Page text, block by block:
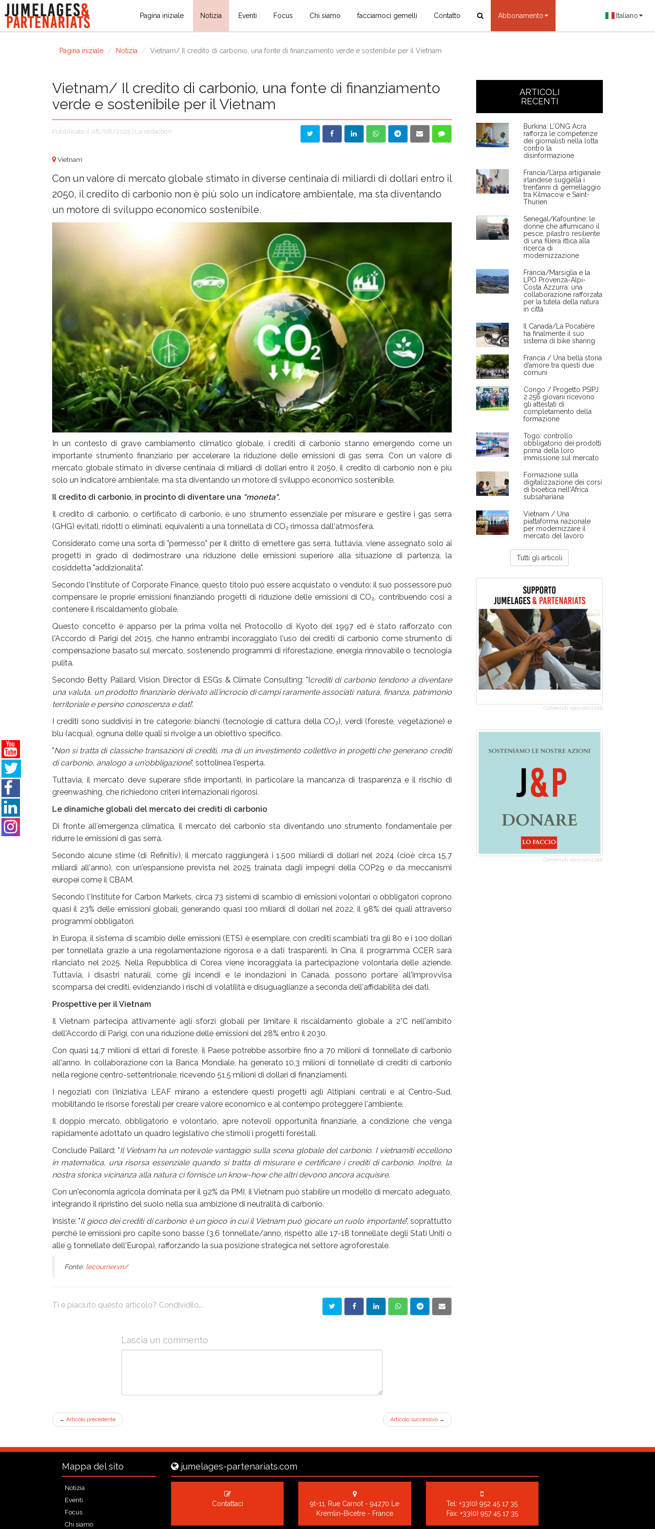
Pagina iniziale Notizia Eventi Focus Chi siamo facciamoci gemelli Contatto Abbonamento Italiano
Pagina iniziale Notizia Vietnam/ Il credito di carbonio, una fonte di finanziamento verde e sostenibile per il Vietnam
Vietnam/ Il credito di carbonio, una fonte di finanziamento
verde e sostenibile per il Vietnam
Pubblicato il 08/08/2025 | La rédaction
Vietnam
Con un valore di mercato globale stimato in diverse centinaia di miliardi di dollari entro il
2050, il credito di carbonio non è più solo un indicatore ambientale, ma sta diventando
un motore di sviluppo economico sostenibile.
In un contesto di grave cambiamento climatico globale, i crediti di carbonio stanno emergendo come un
importante strumento finanziario per accelerare la riduzione delle emissioni di gas serra. Con un valore di
mercato globale stimato in diverse centinaia di miliardi di dollari entro il 2050, il credito di carbonio non è più
solo un indicatore ambientale, ma sta diventando un motore di sviluppo economico sostenibile.
Il credito di carbonio, in procinto di diventare una "moneta".
Il credito di carbonio, o certificato di carbonio, è uno strumento essenziale per misurare e gestire i gas serra
(GHG) evitati, ridotti o eliminati, equivalenti a una tonnellata di CO₂ rimossa dall'atmosfera.
Considerato come una sorta di "permesso" per il diritto di emettere gas serra, tuttavia, viene assegnato solo ai
progetti in grado di dedimostrare una riduzione delle emissioni superiore alla situazione di partenza, la
cosiddetta "addizionalità".
Secondo l'Institute of Corporate Finance, questo titolo può essere acquistato o venduto: il suo possessore può
compensare le proprie emissioni finanziando progetti di riduzione delle emissioni di CO₂, contribuendo così a
contenere il riscaldamento globale.
Questo concetto è apparso per la prima volta nel Protocollo di Kyoto del 1997 ed è stato rafforzato con
l'Accordo di Parigi del 2015, che hanno entrambi incoraggiato l'uso dei crediti di carbonio come strumento di
compensazione basato sul mercato, sostenendo programmi di riforestazione, energia rinnovabile o tecnologia
pulita.
Secondo Betty Pallard, Vision Director di ESGs & Climate Consulting: "Icrediti di carbonio tendono a diventare
una valuta, un prodotto finanziario derivato all'incrocio di campi raramente associati: natura, finanza, patrimonio
territoriale e persino conoscenza e dati".
I crediti sono suddivisi in tre categorie: bianchi (tecnologie di cattura della CO₂), verdi (foreste, vegetazione) e
blu (acqua), ognuna delle quali si rivolge a un obiettivo specifico.
"Non si tratta di classiche transazioni di crediti, ma di un investimento collettivo in progetti che generano crediti
di carbonio, analogo a un'obbligazione", sottolinea l'esperta.
Tuttavia, il mercato deve superare sfide importanti, in particolare la mancanza di trasparenza e il rischio di
greenwashing, che richiedono criteri internazionali rigorosi.
Le dinamiche globali del mercato dei crediti di carbonio
Di fronte all'emergenza climatica, il mercato del carbonio sta diventando uno strumento fondamentale per
ridurre le emissioni di gas serra.
Secondo alcune stime (di Refinitiv), il mercato raggiungerà i 1.500 miliardi di dollari nel 2024 (cioè circa 15,7
miliardi all'anno), con un'espansione prevista nel 2025 trainata dagli impegni della COP29 e da meccanismi
europei come il CBAM.
Secondo l'Institute for Carbon Markets, circa 73 sistemi di scambio di emissioni volontari o obbligatori coprono
quasi il 23% delle emissioni globali, generando quasi 100 miliardi di dollari nel 2022, il 98% dei quali attraverso
programmi obbligatori.
In Europa, il sistema di scambio delle emissioni (ETS) è esemplare, con crediti scambiati tra gli 80 e i 100 dollari
per tonnellata grazie a una regolamentazione rigorosa e a dati trasparenti. In Cina, il programma CCER sarà
rilanciato nel 2025. Nella Repubblica di Corea viene incoraggiata la partecipazione volontaria delle aziende.
Tuttavia, i disastri naturali, come gli incendi e le inondazioni in Canada, possono portare all'improvvisa
scomparsa dei crediti, evidenziando i rischi di volatilità e disuguaglianze a seconda dell'affidabilità dei dati.
Prospettive per il Vietnam
Il Vietnam partecipa attivamente agli sforzi globali per limitare il riscaldamento globale a 2°C nell'ambito
dell'Accordo di Parigi, con una riduzione delle emissioni del 28% entro il 2030.
Con quasi 14,7 milioni di ettari di foreste, il Paese potrebbe assorbire fino a 70 milioni di tonnellate di carbonio
all'anno. In collaborazione con la Banca Mondiale, ha generato 10,3 milioni di tonnellate di crediti di carbonio
nella regione centro-settentrionale, ricevendo 51,5 milioni di dollari di finanziamenti.
I negoziati con l'iniziativa LEAF mirano a estendere questi progetti agli Altipiani centrali e al Centro-Sud,
mobilitando le risorse forestali per creare valore economico e al contempo proteggere l'ambiente.
Il doppio mercato, obbligatorio e volontario, apre notevoli opportunità finanziarie, a condizione che venga
rapidamente adottato un quadro legislativo che stimoli i progetti forestali.
Conclude Pallard: "Il Vietnam ha un notevole vantaggio sulla scena globale del carbonio. I vietnamiti eccellono
in matematica, una risorsa essenziale quando si tratta di misurare e certificare i crediti di carbonio. Inoltre, la
nostra storica vicinanza alla natura ci fornisce un know-how che altri devono ancora acquisire.
Con un'economia agricola dominata per il 92% da PMI, il Vietnam può stabilire un modello di mercato adeguato,
integrando il ripristino del suolo nella sua ambizione di neutralità di carbonio.
Insiste: "Il gioco dei crediti di carbonio è un gioco in cui il Vietnam può giocare un ruolo importante", soprattutto
perché le emissioni pro capite sono basse (3,6 tonnellate/anno, rispetto alle 17-18 tonnellate degli Stati Uniti o
alle 9 tonnellate dell'Europa), rafforzando la sua posizione strategica nel settore agroforestale.
Fonte: lecourrier.vn/
Ti è piaciuto questo articolo? Condividilo...
Lascia un commento
← Articolo precedente Articolo successivo →
ARTICOLI
RECENTI
Burkina: L'ONG Acra
rafforza le competenze
dei giornalisti nella lotta
contro la
disinformazione
Francia/L’arpa artigianale
irlandese suggella i
trent’anni di gemellaggio
tra Kilmacow e Saint-
Thurien
Senegal/Kafountine: le
donne che affumicano il
pesce, pilastro resiliente
di una filiera ittica alla
ricerca di
modernizzazione
Francia/Marsiglia e la
LPO Provenza-Alpi-
Costa Azzurra: una
collaborazione rafforzata
per la tutela della natura
in città
Il Canada/La Pocatière
ha finalmente il suo
sistema di bike sharing
Francia / Una bella storia
d’amore tra questi due
comuni
Congo / Progetto PSIPJ:
2.256 giovani ricevono
gli attestati di
completamento della
formazione
Togo: controllo
obbligatorio dei prodotti
prima della loro
immissione sul mercato
Formazione sulla
digitalizzazione dei corsi
di bioetica nell'Africa
subsahariana
Vietnam / Una
piattaforma nazionale
per modernizzare il
mercato del lavoro
Tutti gli articoli
Contenuti sponsorizzati
Contenuti sponsorizzati
Mappa del sito
Notizia
Eventi
Focus
Chi siamo
jumelages-partenariats.com
Contattaci
9t-11, Rue Carnot - 94270 Le
Kremlin-Bicetre - France
Tel:+33(0) 952 45 17 35
Fax: +33(0) 957 45 17 35